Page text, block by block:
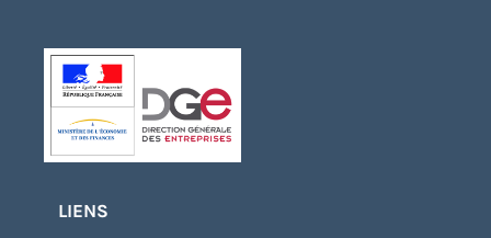
LIENS